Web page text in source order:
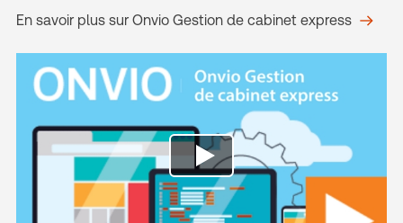
En savoir plus sur Onvio Gestion de cabinet express